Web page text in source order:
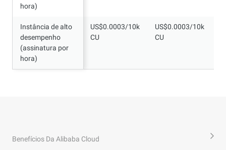
hora)
Instância de alto
desempenho
(assinatura por
hora)
US$0.0003/10k
CU
US$0.0003/10k
CU
hora)
Instância de alto
desempenho
(assinatura por
hora)
Benefícios Da Alibaba Cloud